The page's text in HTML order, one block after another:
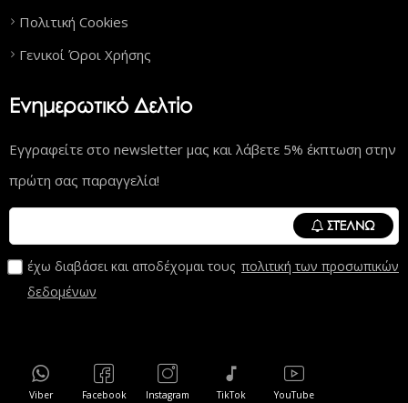
Πολιτική Cookies
Γενικοί Όροι Χρήσης
Ενημερωτικό Δελτίο
Εγγραφείτε στο newsletter μας και λάβετε 5% έκπτωση στην
πρώτη σας παραγγελία!
ΣΤΈΛΝΩ
έχω διαβάσει και αποδέχομαι τους πολιτική των προσωπικών
δεδομένων
Viber Facebook Instagram TikTok YouTube